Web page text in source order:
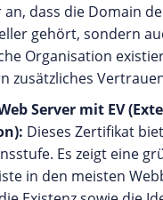
dass die Domain
gehört, sondern
Organisation
zusätzliches
Server mit EV
Dieses Zertifikat
Es zeigt eine
in den meisten